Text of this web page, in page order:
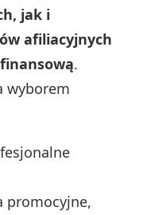
jak i
afiliacyjnych
.
wyborem
promocyjne,